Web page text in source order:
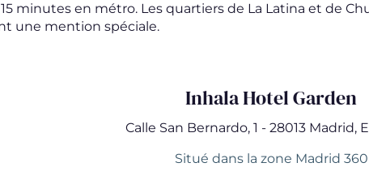
minutes en métro. Les quartiers de La Latina et de
une mention spéciale.
Inhala Hotel Garden
Calle San Bernardo, 1 - 28013 Madrid,
Situé dans la zone Madrid 360